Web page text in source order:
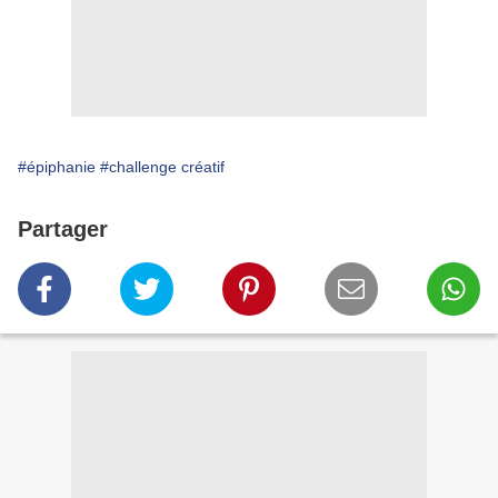
#épiphanie #challenge créatif
Partager